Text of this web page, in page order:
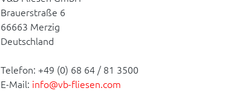
Brauerstraße 6
66663 Merzig
Deutschland
Telefon: +49 (0) 68 64 / 81 3500
E-Mail: info@vb-fliesen.com